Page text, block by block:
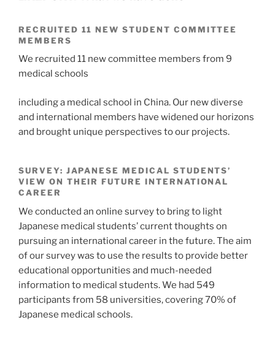
RECRUITED 11 NEW STUDENT COMMITTEE
MEMBERS
We recruited 11 new committee members from 9
medical schools
including a medical school in China. Our new diverse
and international members have widened our horizons
and brought unique perspectives to our projects.
SURVEY: JAPANESE MEDICAL STUDENTS’
VIEW ON THEIR FUTURE INTERNATIONAL
CAREER
We conducted an online survey to bring to light
Japanese medical students’ current thoughts on
pursuing an international career in the future. The aim
of our survey was to use the results to provide better
educational opportunities and much-needed
information to medical students. We had 549
participants from 58 universities, covering 70% of
Japanese medical schools.